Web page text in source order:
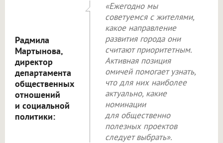
Радмила
Мартынова,
директор
департамента
общественных
отношений
и социальной
политики:
«Ежегодно мы
советуемся с жителями,
какое направление
развития города они
считают приоритетным.
Активная позиция
омичей помогает узнать,
что для них наиболее
актуально, какие
номинации
для общественно
полезных проектов
следует выбрать».